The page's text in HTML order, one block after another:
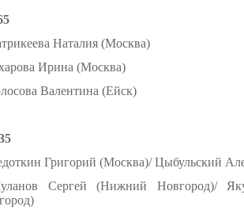
Наталия (Москва)
Ирина (Москва)
Валентина (Ейск)
Григорий (Москва)/ Цыбульский
Сергей (Нижний Новгород)/